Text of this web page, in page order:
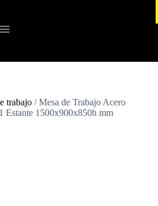
trabajo/ Mesa de Trabajo Acero
Estante 1500x900x850h mm